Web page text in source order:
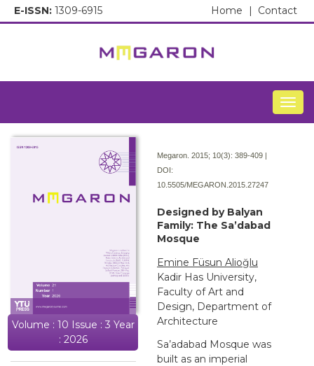
E-ISSN: 1309-6915 Contact
Home |
Volume : 10 Issue : 3 Year
: 2026
Megaron. 2015; 10(3): 389-409 |
DOI:
10.5505/MEGARON.2015.27247
Designed by Balyan
Family: The Sa’dabad
Mosque
Emine Füsun Alioğlu
Kadir Has University,
Faculty of Art and
Design, Department of
Architecture
Sa’adabad Mosque was
built as an imperial